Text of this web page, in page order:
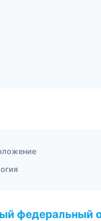
федеральный